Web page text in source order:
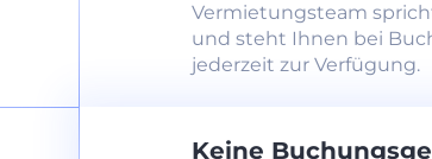
Vermietungsteam
und steht Ihnen bei
jederzeit zur Verfügung.
Keine